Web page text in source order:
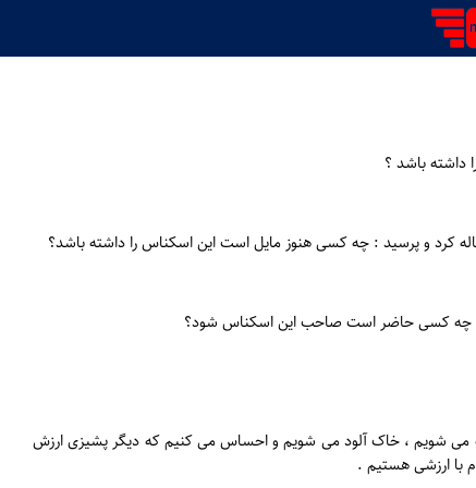
کرد و پرسید : چه کسی هنوز مایل است این اسکناس را داشته باشد؟
چه کسی حاضر است صاحب این اسکناس شود؟
می شویم ، خاک آلود می شویم و احساس می کنیم که دیگر پشیزی ارزش
با ارزشی هستیم .